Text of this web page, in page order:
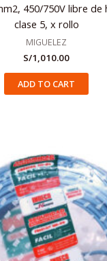
450/750V libre
clase 5, x rollo
MIGUELEZ
S/1,010.00
ADD TO CART